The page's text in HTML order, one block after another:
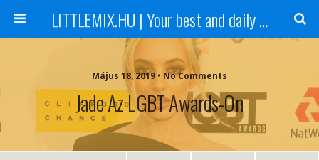
LITTLEMIX.HU | Your best and daily updated fansite about Little Mix
Május 18, 2019 • No Comments
Jade Az LGBT Awards-On